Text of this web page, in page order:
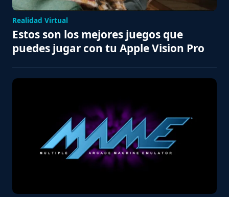
Realidad Virtual
Estos son los mejores juegos que
puedes jugar con tu Apple Vision Pro